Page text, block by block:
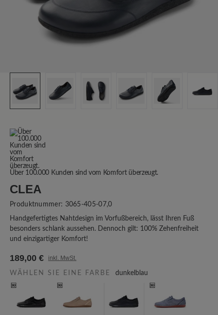
Über 100.000 Kunden sind vom Komfort überzeugt.
CLEA
Produktnummer: 3065-405-07,0
Handgefertigtes Nahtdesign im Vorfußbereich, lässt Ihren Fuß
besonders schlank aussehen. Dennoch gilt: 100% Zehenfreiheit
und einzigartiger Komfort!
189,00 € inkl. MwSt.
WÄHLEN SIE EINE FARBE dunkelblau